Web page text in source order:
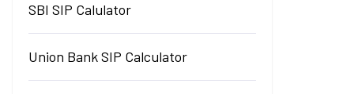
SBI SIP Calulator
Union Bank SIP Calculator